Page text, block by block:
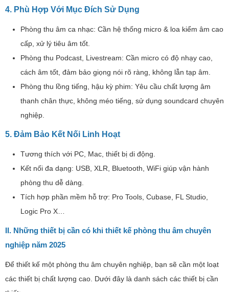
4. Phù Hợp Với Mục Đích Sử Dụng
Phòng thu âm ca nhạc: Cần hệ thống micro & loa kiểm âm cao
cấp, xử lý tiêu âm tốt.
Phòng thu Podcast, Livestream: Cần micro có độ nhạy cao,
cách âm tốt, đảm bảo giọng nói rõ ràng, không lẫn tạp âm.
Phòng thu lồng tiếng, hậu kỳ phim: Yêu cầu chất lượng âm
thanh chân thực, không méo tiếng, sử dụng soundcard chuyên
nghiệp.
5. Đảm Bảo Kết Nối Linh Hoạt
Tương thích với PC, Mac, thiết bị di động.
Kết nối đa dạng: USB, XLR, Bluetooth, WiFi giúp vận hành
phòng thu dễ dàng.
Tích hợp phần mềm hỗ trợ: Pro Tools, Cubase, FL Studio,
Logic Pro X…
II. Những thiết bị cần có khi thiết kế phòng thu âm chuyên
nghiệp năm 2025
Để thiết kế một phòng thu âm chuyên nghiệp, bạn sẽ cần một loạt
các thiết bị chất lượng cao. Dưới đây là danh sách các thiết bị cần